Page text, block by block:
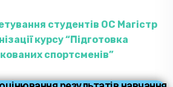
студентів ОС Магістр
курсу “Підготовка
спортсменів”